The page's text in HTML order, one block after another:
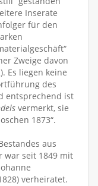
Inserate
für den
Zweige davon
Es liegen keine
des
entsprechend ist
vermerkt, sie
1873“.
aus
war seit 1849 mit
verheiratet.